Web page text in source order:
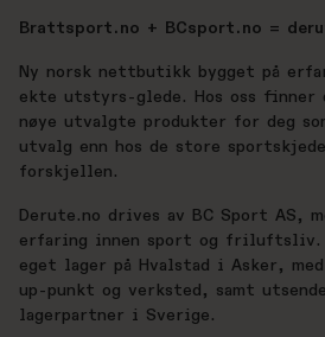
Brattsport.no + BCsport.no =
Ny norsk nettbutikk bygget på
ekte utstyrs-glede. Hos oss finner
nøye utvalgte produkter for deg
utvalg enn hos de store
forskjellen.
Derute.no drives av BC Sport AS,
erfaring innen sport og friluftsliv.
eget lager på Hvalstad i Asker,
up-punkt og verksted, samt
lagerpartner i Sverige.